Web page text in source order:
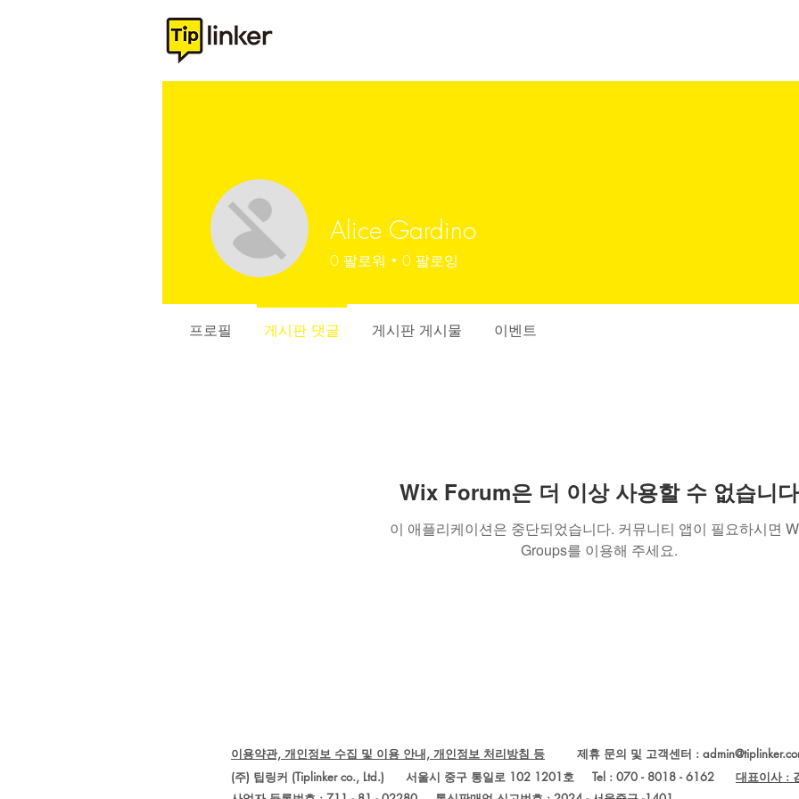
Wix Forum은 더 이상 사용할 수 없습니다
이 애플리케이션은 중단되었습니다. 커뮤니티 앱이 필요하시면
Groups를 이용해 주세요.
Alice Gardino
0 팔로워 0 팔로잉
프로필 게시판 댓글 게시판 게시물 이벤트
이용약관, 개인정보 수집 및 이용 안내, 개인정보 처리방침 등 제휴 문의 및 고객센터 :
(주) 팁링커 (Tiplinker co., Ltd.) 서울시 중구 통일로 102 1201호 Tel : 070 - 8018 - 6162 대표이사 :